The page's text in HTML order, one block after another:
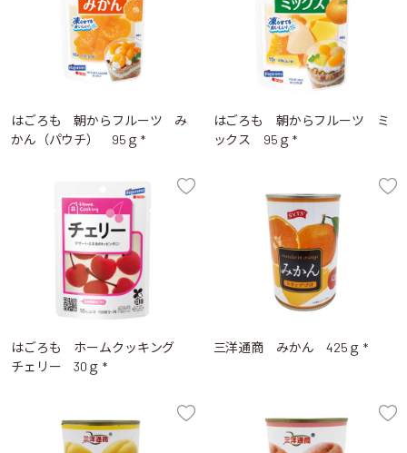
はごろも 朝からフルーツ み
かん（パウチ） 95ｇ *
はごろも 朝からフルーツ ミ
ックス 95ｇ *
はごろも ホームクッキング
チェリー 30ｇ *
三洋通商 みかん 425ｇ *